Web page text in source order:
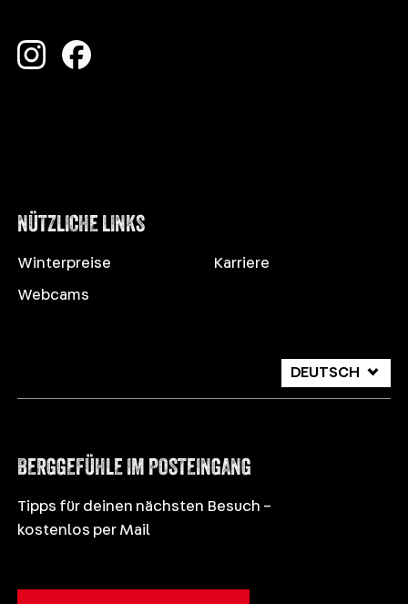
NÜTZLICHE LINKS
Winterpreise
Webcams
Karriere
DEUTSCH
ITALIANO
BERGGEFÜHLE IM POSTEINGANG
Tipps für deinen nächsten Besuch –
kostenlos per Mail